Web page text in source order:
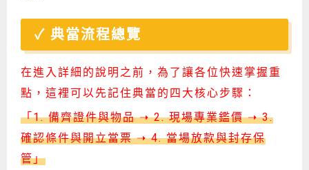
典當流程總覽
在進入詳細的說明之前，為了讓各位快速掌握重
點，這裡可以先記住典當的四大核心步驟：
「1. 備齊證件與物品 ➝ 2. 現場專業鑑價 ➝ 3.
確認條件與開立當票 ➝ 4. 當場放款與封存保
管」